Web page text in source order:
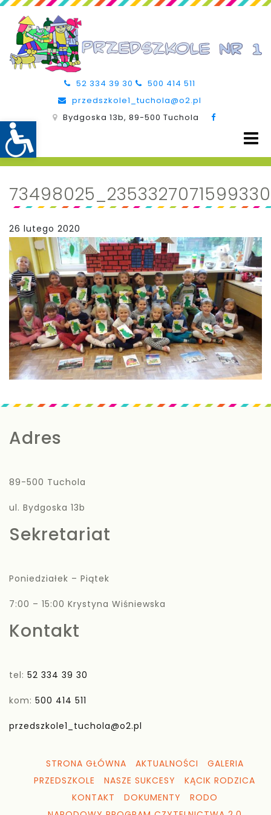
52 334 39 30
500 414 511
przedszkole1_tuchola@o2.pl
Bydgoska 13b, 89-500 Tuchola
26 lutego 2020
Adres
89-500 Tuchola
ul. Bydgoska 13b
Sekretariat
Poniedziałek – Piątek
7:00 – 15:00 Krystyna Wiśniewska
Kontakt
tel: 52 334 39 30
kom: 500 414 511
przedszkole1_tuchola@o2.pl
STRONA GŁÓWNA AKTUALNOŚCI
GALERIA
PRZEDSZKOLE
NASZE SUKCESY
KĄCIK RODZICA
KONTAKT
DOKUMENTY
RODO